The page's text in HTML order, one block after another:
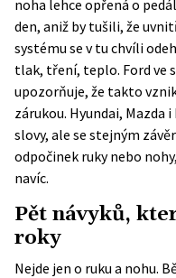
noha lehce opřená o
den, aniž by tušili, že
systému se v tu chvíli
tlak, tření, teplo. Ford ve
upozorňuje, že takto
zárukou. Hyundai,
slovy, ale se stejným
odpočinek ruky nebo
navíc.
Pět návyků,
roky
Nejde jen o ruku a nohu.